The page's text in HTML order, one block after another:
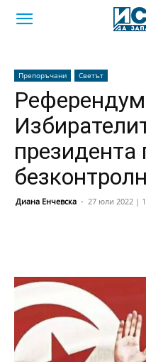
Препоръчани Светът
президента
Диана Енчевска - 27 юли 2022 |